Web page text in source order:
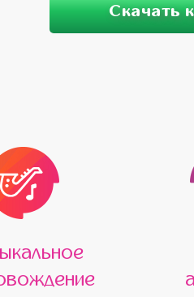
Скачать